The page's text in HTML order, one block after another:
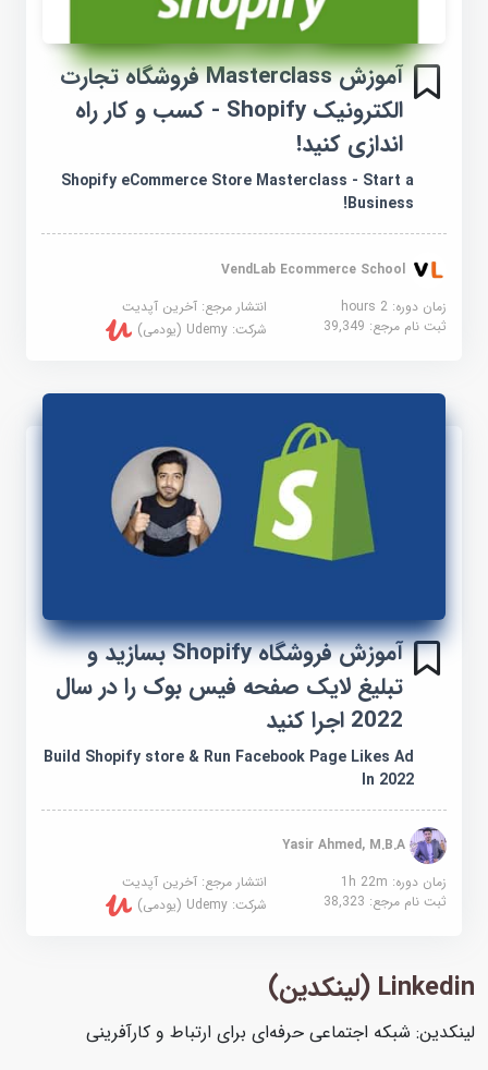
آموزش Masterclass فروشگاه تجارت
الکترونیک Shopify - کسب و کار راه
اندازی کنید!
Shopify eCommerce Store Masterclass - Start a
Business!
VendLab Ecommerce School
زمان دوره: 2 hours
انتشار مرجع:آخرین آپدیت
ثبت نام مرجع:39,349 شرکت:Udemy (یودمی)
آموزش فروشگاه Shopify بسازید و
تبلیغ لایک صفحه فیس بوک را در سال
2022 اجرا کنید
Build Shopify store & Run Facebook Page Likes Ad
In 2022
Yasir Ahmed, M.B.A
زمان دوره: 1h 22m
انتشار مرجع:آخرین آپدیت
ثبت نام مرجع:38,323 شرکت:Udemy (یودمی)
Linkedin (لینکدین)
لینکدین: شبکه اجتماعی حرفه‌ای برای ارتباط و کارآفرینی